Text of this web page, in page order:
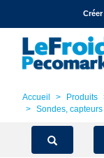
text.skipToNavigation
Accueil Produits
Sondes,